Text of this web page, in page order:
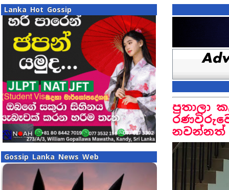
Lanka Hot Gossip
Gossip Lanka News Web
පුතාලා
නවන්නත්